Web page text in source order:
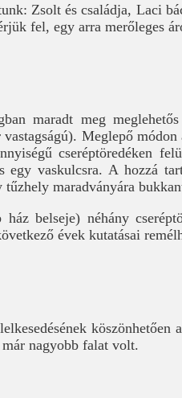
Zsolt és családja, Laci
fel, egy arra merőleges
maradt meg
Meglepő
cseréptöredéken
egy vaskulcsra. A hozzá
maradványára
belseje) néhány
évek kutatásai
nagyobb falat volt.